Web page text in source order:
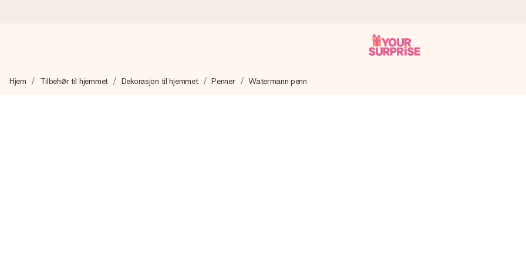
Vi lager dine gaver med omtanke og sender den avgårde så raskt som mulig - slik at du kan gi gaven i tide, når den betyr aller mest.
Hjem Tilbehør til hjemmet Dekorasjon til hjemmet Penner Watermann penn